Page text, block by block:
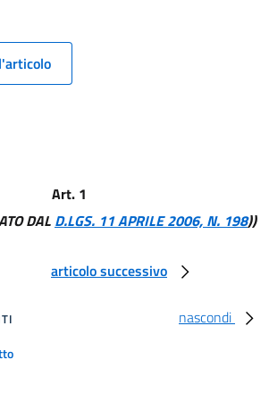
Art. 1
DAL D.LGS. 11 APRILE 2006, N. 198))
articolo successivo
nascondi